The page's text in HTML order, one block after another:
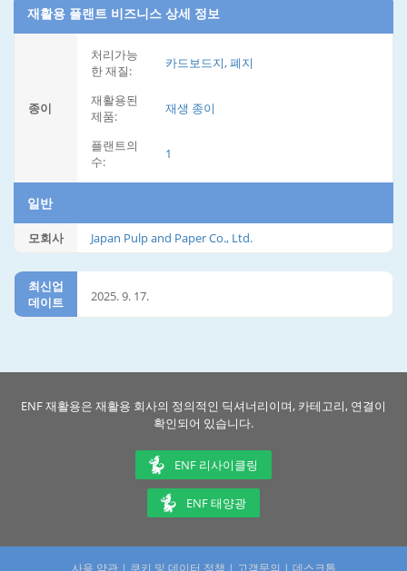
재활용 플랜트 비즈니스 상세 정보
종이
처리가능
한 재질:
카드보드지, 폐지
재활용된
제품:
재생 종이
플랜트의
수:
1
일반
모회사 Japan Pulp and Paper Co., Ltd.
최신업
데이트
2025. 9. 17.
ENF 재활용은 재활용 회사의 정의적인 딕셔너리이며, 카테고리, 연결이
확인되어 있습니다.
ENF 리사이클링
ENF 태양광